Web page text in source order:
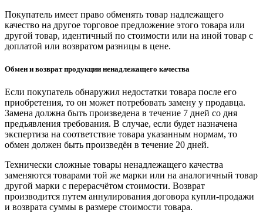
Покупатель имеет право обменять товар надлежащего
качество на другое торговое предложение этого товара или
другой товар, идентичный по стоимости или на иной товар с
доплатой или возвратом разницы в цене.
Обмен и возврат продукции ненадлежащего качества
Если покупатель обнаружил недостатки товара после его
приобретения, то он может потребовать замену у продавца.
Замена должна быть произведена в течение 7 дней со дня
предъявления требования. В случае, если будет назначена
экспертиза на соответствие товара указанным нормам, то
обмен должен быть произведён в течение 20 дней.
Технически сложные товары ненадлежащего качества
заменяются товарами той же марки или на аналогичный товар
другой марки с перерасчётом стоимости. Возврат
производится путем аннулирования договора купли-продажи
и возврата суммы в размере стоимости товара.